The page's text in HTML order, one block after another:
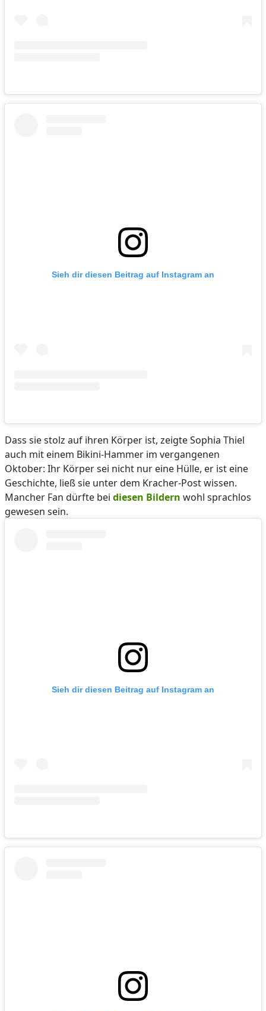
Sieh dir diesen Beitrag auf Instagram an
Dass sie stolz auf ihren Körper ist, zeigte Sophia Thiel
auch mit einem Bikini-Hammer im vergangenen
Oktober: Ihr Körper sei nicht nur eine Hülle, er ist eine
Geschichte, ließ sie unter dem Kracher-Post wissen.
Mancher Fan dürfte bei diesen Bildern wohl sprachlos
gewesen sein.
Sieh dir diesen Beitrag auf Instagram an